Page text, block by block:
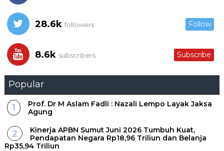
28.6k followers Follow
8.6k subscribers Subscribe
Popular
Prof. Dr M Aslam Fadli : Nazali Lempo Layak Jaksa
Agung
Kinerja APBN Sumut Juni 2026 Tumbuh Kuat,
Pendapatan Negara Rp18,96 Triliun dan Belanja
Rp35,94 Triliun